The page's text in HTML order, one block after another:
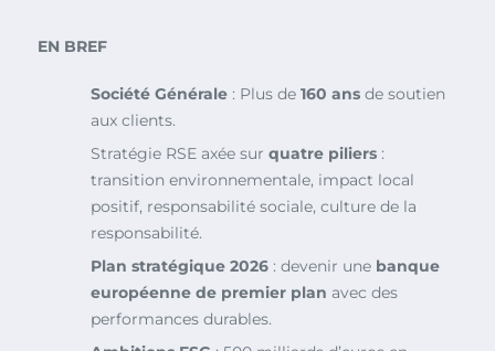
EN BREF
Société Générale : Plus de 160 ans de soutien
aux clients.
Stratégie RSE axée sur quatre piliers :
transition environnementale, impact local
positif, responsabilité sociale, culture de la
responsabilité.
Plan stratégique 2026 : devenir une banque
européenne de premier plan avec des
performances durables.